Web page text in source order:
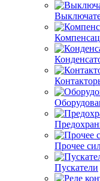
Прочее
Пускатели